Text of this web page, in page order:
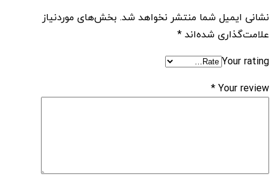
نشانی ایمیل شما منتشر نخواهد شد. بخش‌های موردنیاز
علامت‌گذاری شده‌اند*
Your rating
Your review
*